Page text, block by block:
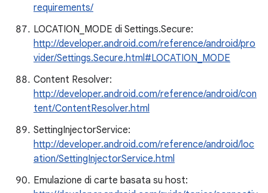
requirements/
LOCATION_MODE di Settings.Secure:
http://developer.android.com/reference/android/pro
vider/Settings.Secure.html#LOCATION_MODE
Content Resolver:
http://developer.android.com/reference/android/con
tent/ContentResolver.html
SettingInjectorService:
http://developer.android.com/reference/android/loc
ation/SettingInjectorService.html
Emulazione di carte basata su host: